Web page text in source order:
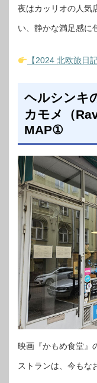
夜はカッリオの人気
い、静かな満足感に
【2024 北欧旅日
ヘルシンキ
カモメ（
MAP①
映画『かもめ食堂』
ストランは、今もな